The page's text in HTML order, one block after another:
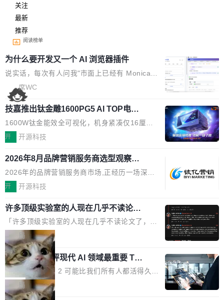
关注
最新
推荐
阅读榜单
为什么要开发又一个 AI 浏览器插件
说实话，每次有人问我"市面上已经有 Monica、
Sider、Copilot for Chrome 这些 AI 浏览器插件
了，你为什么还要再做一个"，我都觉得这个问题
问得好。 因为我自己也是从用户变成开发者的。
现有产品的天花板 我用过不少 AI 浏览器插件。
刚开始觉得都挺好——选中一段文字，弹出解
要。但用久了你会发现，它们本质上都是同一类
东西：一个带网页上下文的聊天框。 它们能读取
页面的文本，然后把文本丢给大模型，再返回一
段回答。仅此而已。 这当然有用，但总觉得差点
意思。比如我在一个后台管理系统里，需要填50
个表单字段，每个字段还有联动逻辑；比如我
想...
席WC
技嘉推出钛金雕1600PG5 AI TOP电
源：为发烧级主机与本地AI算力打造旗
舰供电方案
1600W钛金能效全可视化，机身紧凑仅16厘米
继2026台北电脑展首度亮相后，技嘉科技近日正
电源专为发烧级DIY主机与本地AI算力平台打
造，整机长度仅16厘米，提供1600W额定功率
与80PLUS钛金能效；支持ATX 3.1与PCIe 5.1
规范，结合服务器级元件、完善供电线材与内置
实时LCD监控屏，可充分满足当下高阶PC主机
的严苛使用需求。 澎湃功率，紧凑机身 钛金雕1
600PG5 AI TOP具备强悍输出功率，同时实现
机身尺寸大幅精简。整机长度仅16厘米，属于同
功率段机身尺寸十分紧凑的1600W电源产品。小
巧机身有效提升市面主流标准A...
开 开源科技
2026年8月品牌营销服务商选型观察：
从流量思维到品牌资产思维的范式转移
2026年的品牌营销服务商市场,正经历一场深刻
的价值重构。全球全案品牌代理机构市场从2025
复合增长率达5.44%,预计2032年将突破120亿美
元。数字广告与公共关系相关服务市场更是从20
25年的8463亿美元扩张至2026年的8763亿美
元。数字的背后是一个清晰的事实——品牌对专
业化营销服务的需求从未如此迫切。 但市场扩容
的同时,服务商的竞争逻辑正在改变。2026年Top
Agency年度合辑的观察指出,“产品”这个离消费
者最近的载体,在整个品牌营销层面的权重显著变
开 开源科技
许多顶级实验室的人现在几乎不读论文
了
「许多顶级实验室的人现在几乎不读论文了，而
且他们认为 ICLR/ICML/NeurIPS 充斥着大量过
度宣传和欺诈。」 OpenAI 研究员 Keller Jorda
n 这条推文引发了广泛讨论。他不是在说风凉
话，他是说出了一个圈内人尽皆知但很少公开捅
破的事实。 Jordan 随后补充了一句软化声明：
「我不认为这些会议上大部分论文都在过度宣传
局
xAI 前工程师评现代 AI 领域最重要 Top
3 开源项目
Flash Attention 2 可能比我们所有人都活得久。
这句话不是来自某个技术博客，而是出自 Hieu
Pham 的一条推文。Hieu Pham 是谁？他是 xAI
局